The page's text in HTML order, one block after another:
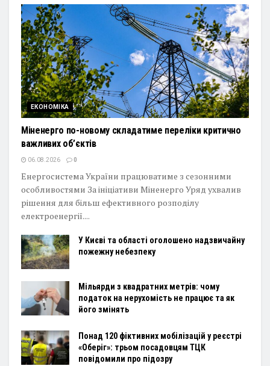
ЕКОНОМІКА
Міненерго по-новому складатиме переліки критично
важливих об’єктів
06.08.2026 0
Енергосистема України працюватиме з сезонними
особливостями За ініціативи Міненерго Уряд ухвалив
рішення для більш ефективного розподілу
електроенергії....
У Києві та області оголошено надзвичайну
пожежну небезпеку
Мільярди з квадратних метрів: чому
податок на нерухомість не працює та як
його змінять
Понад 120 фіктивних мобілізацій у реєстрі
«Оберіг»: трьом посадовцям ТЦК
повідомили про підозру